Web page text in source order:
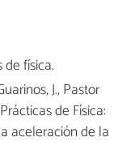
de física.
J., Pastor
de Física:
aceleración de la